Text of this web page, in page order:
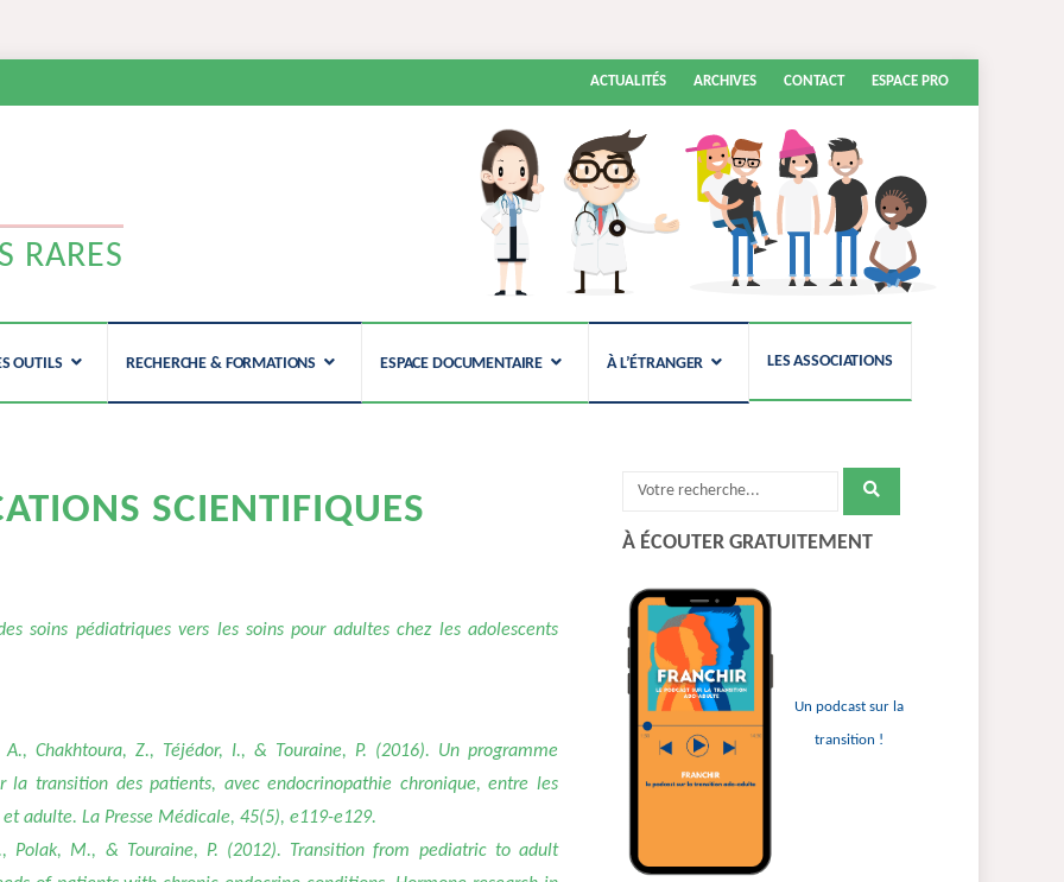
Aller
contenu
ACTUALITÉS ARCHIVES CONTACT ESPACE PRO
RARES
OUTILS RECHERCHE & FORMATIONS ESPACE DOCUMENTAIRE À L’ÉTRANGER LES ASSOCIATIONS
SCIENTIFIQUES
soins pédiatriques vers les soins pour adultes chez les adolescents
Chakhtoura, Z., Téjédor, I., & Touraine, P. (2016). Un programme
la transition des patients, avec endocrinopathie chronique, entre les
et adulte. La Presse Médicale, 45(5), e119-e129.
Polak, M., & Touraine, P. (2012). Transition from pediatric to adult
Recherche
:À ÉCOUTER GRATUITEMENT
Un podcast sur la
transition !